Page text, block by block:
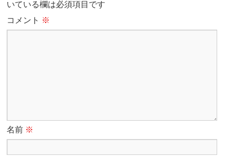
いている欄は必須項目です
コメント ※
名前 ※